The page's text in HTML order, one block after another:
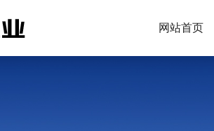
网站首页